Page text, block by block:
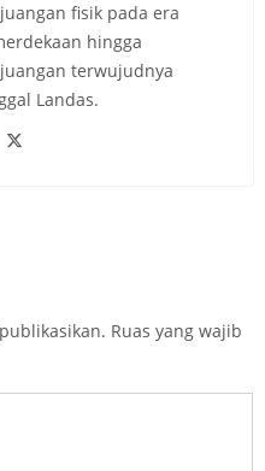
fisik pada era
hingga
terwujudnya
Landas.
Ruas yang wajib